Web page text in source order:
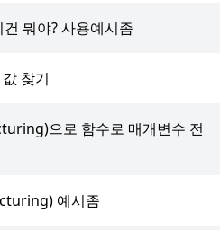
뭐야? 사용예시좀
찾기
으로 함수로 매개변수 전
예시좀